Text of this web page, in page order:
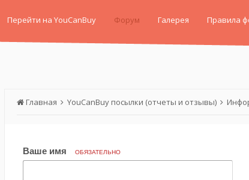
Перейти на YouCanBuy Форум Галерея Правила
Главная YouCanBuy посылки (отчеты и отзывы)
Ваше имя ОБЯЗАТЕЛЬНО